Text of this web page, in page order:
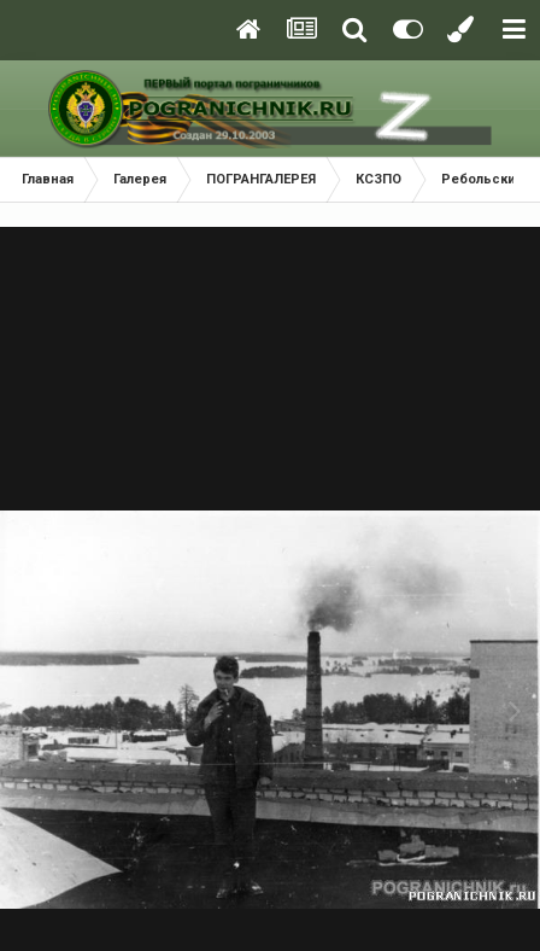
Главная Галерея ПОГРАНГАЛЕРЕЯ КСЗПО Ребольский